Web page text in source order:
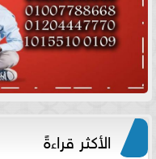
الأكثر قراءةً